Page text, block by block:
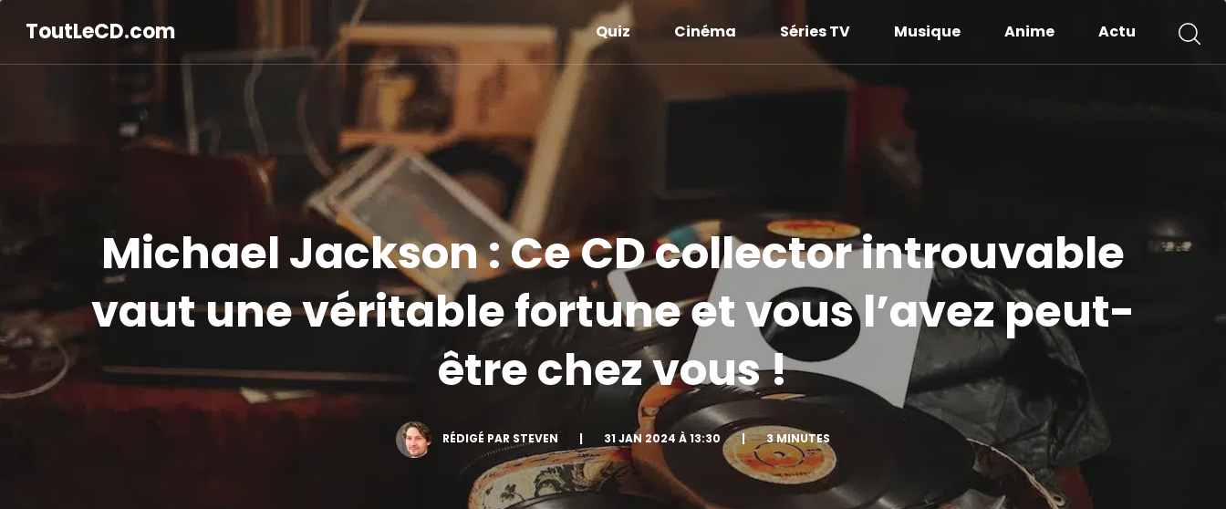
ToutLeCD.com Quiz Cinéma Séries TV Musique Anime Actu
Michael Jackson : Ce CD collector introuvable
vaut une véritable fortune et vous l’avez peut-
être chez vous !
RÉDIGÉ PAR STEVEN | 31 JAN 2024 À 13:30 | 3 MINUTES